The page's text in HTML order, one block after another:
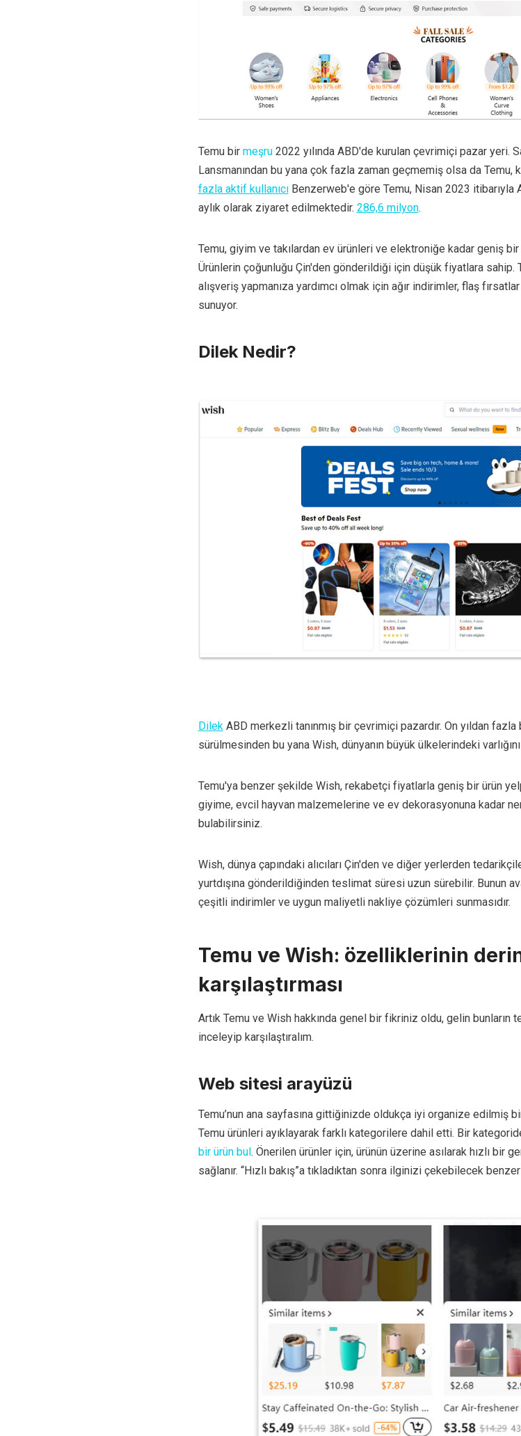
Temu bir meşru2022 yılında ABD'de kurulan çevrimiçi pazar yeri.
Lansmanından bu yana çok fazla zaman geçmemiş olsa da Temu,
fazla aktif kullanıcıBenzerweb'e göre Temu, Nisan 2023 itibarıyla
aylık olarak ziyaret edilmektedir. 286,6 milyon.
Temu, giyim ve takılardan ev ürünleri ve elektroniğe kadar geniş
Ürünlerin çoğunluğu Çin'den gönderildiği için düşük fiyatlara sahip.
alışveriş yapmanıza yardımcı olmak için ağır indirimler, flaş
sunuyor.
Dilek Nedir?
Dilek ABD merkezli tanınmış bir çevrimiçi pazardır. On yıldan
sürülmesinden bu yana Wish, dünyanın büyük ülkelerindeki
Temu'ya benzer şekilde Wish, rekabetçi fiyatlarla geniş bir ürün
giyime, evcil hayvan malzemelerine ve ev dekorasyonuna kadar
bulabilirsiniz.
Wish, dünya çapındaki alıcıları Çin'den ve diğer yerlerden
yurtdışına gönderildiğinden teslimat süresi uzun sürebilir. Bunun
çeşitli indirimler ve uygun maliyetli nakliye çözümleri sunmasıdır.
Temu ve Wish: özelliklerinin
karşılaştırması
Artık Temu ve Wish hakkında genel bir fikriniz oldu, gelin bunların
inceleyip karşılaştıralım.
Web sitesi arayüzü
Temu’nun ana sayfasına gittiğinizde oldukça iyi organize edilmiş
Temu ürünleri ayıklayarak farklı kategorilere dahil etti. Bir
bir ürün bul. Önerilen ürünler için, ürünün üzerine asılarak hızlı bir
sağlanır. “Hızlı bakış”a tıkladıktan sonra ilginizi çekebilecek